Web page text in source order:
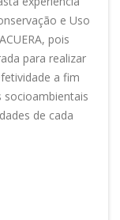
e Uso
pois
para realizar
a fim
de cada